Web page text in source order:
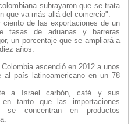
subrayaron que se trata
que va más allá del comercio".
de las exportaciones de un
tasas de aduanas y barreras
un porcentaje que se ampliará a
años.
ascendió en 2012 a unos
al país latinoamericano en un 78
a Israel carbón, café y sus
tanto que las importaciones
se concentran en productos